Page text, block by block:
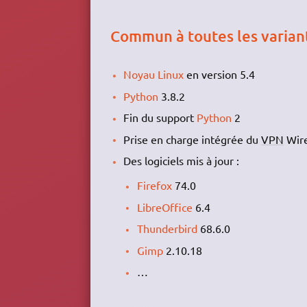
Commun à toutes les
Noyau Linux en version 5.4
Python 3.8.2
Fin du support Python 2
Prise en charge intégrée duVPN
Des logiciels mis à jour :
Firefox74.0
LibreOffice 6.4
Thunderbird68.6.0
Gimp2.10.18
…